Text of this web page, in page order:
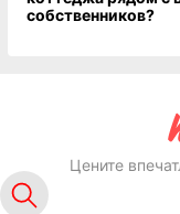
собственников?
Цените